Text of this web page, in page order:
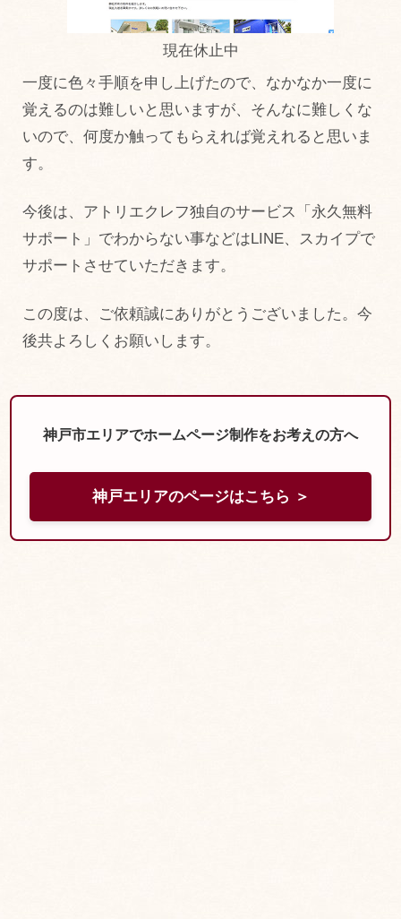
現在休止中
一度に色々手順を申し上げたので、なかなか一度に
覚えるのは難しいと思いますが、そんなに難しくな
いので、何度か触ってもらえれば覚えれると思いま
す。
今後は、アトリエクレフ独自のサービス「永久無料
サポート」でわからない事などはLINE、スカイプで
サポートさせていただきます。
この度は、ご依頼誠にありがとうございました。今
後共よろしくお願いします。
神戸市エリアでホームページ制作をお考えの方へ
神戸エリアのページはこちら ＞